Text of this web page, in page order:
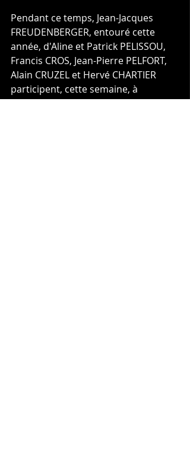
Pendant ce temps, Jean-Jacques
FREUDENBERGER, entouré cette
année, d'Aline et Patrick PELISSOU,
Francis CROS, Jean-Pierre PELFORT,
Alain CRUZEL et Hervé CHARTIER
participent, cette semaine, à
l'Ardéchoise, sous le soleil et une